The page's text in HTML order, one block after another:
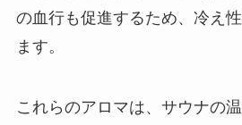
の血行も促進するため、冷え
ます。
これらのアロマは、サウナの